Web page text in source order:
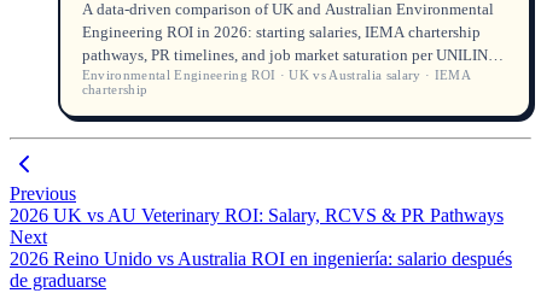
A data-driven comparison of UK and Australian Environmental
Engineering ROI in 2026: starting salaries, IEMA chartership
pathways, PR timelines, and job market saturation per UNILINK
applicant tracking.
Environmental Engineering ROI · UK vs Australia salary · IEMA
chartership
Previous
2026 UK vs AU Veterinary ROI: Salary, RCVS & PR Pathways
Next
2026 Reino Unido vs Australia ROI en ingeniería: salario después
de graduarse